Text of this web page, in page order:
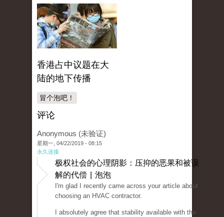
香港占中议题在大
陆的地下传播
冒个泡吧！
评论
Anonymous (未验证)
星期一, 04/22/2019 - 08:15
永久连接
极权社会的心理阴影：压抑的恶果和被误
解的代偿 | 泡泡
I'm glad I recently came across your article about
choosing an HVAC contractor.
I absolutely agree that stability available with the